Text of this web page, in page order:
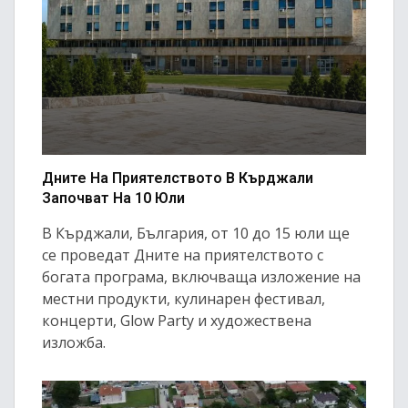
Дните На Приятелството В Кърджали
Започват На 10 Юли
В Кърджали, България, от 10 до 15 юли ще
се проведат Дните на приятелството с
богата програма, включваща изложение на
местни продукти, кулинарен фестивал,
концерти, Glow Party и художествена
изложба.